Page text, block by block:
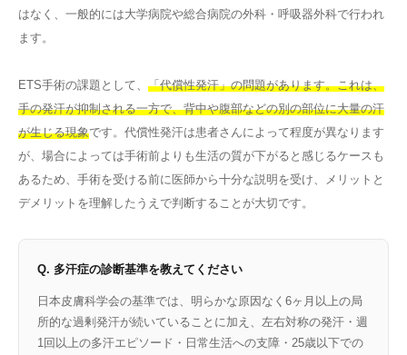
はなく、一般的には大学病院や総合病院の外科・呼吸器外科で行われ
ます。
ETS手術の課題として、 「代償性発汗」の問題があります。これは、
手の発汗が抑制される一方で、背中や腹部などの別の部位に大量の汗
が生じる現象です。代償性発汗は患者さんによって程度が異なります
が、場合によっては手術前よりも生活の質が下がると感じるケースも
あるため、手術を受ける前に医師から十分な説明を受け、メリットと
デメリットを理解したうえで判断することが大切です。
Q. 多汗症の診断基準を教えてください
日本皮膚科学会の基準では、明らかな原因なく6ヶ月以上の局
所的な過剰発汗が続いていることに加え、左右対称の発汗・週
1回以上の多汗エピソード・日常生活への支障・25歳以下での